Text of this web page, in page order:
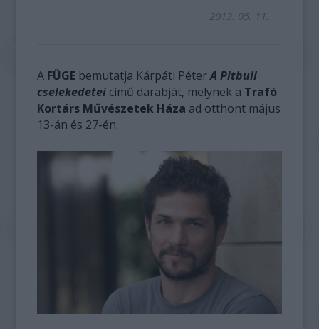
2013. 05. 11.
A FÜGE bemutatja Kárpáti PéterA Pitbull
cselekedetei című darabját, melynek a Trafó
Kortárs Művészetek Háza ad otthont május
13-án és 27-én.